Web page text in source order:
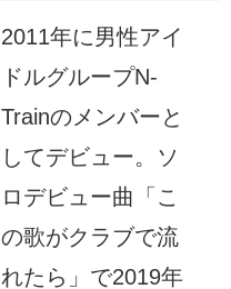
2011年に男性アイ
ドルグループN-
Trainのメンバーと
してデビュー。ソ
ロデビュー曲「こ
の歌がクラブで流
れたら」で2019年